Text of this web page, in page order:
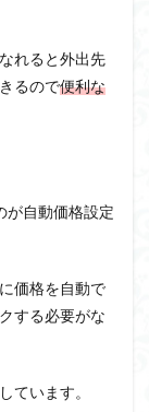
れると外出先
るので便利な
が自動価格設定
価格を自動で
する必要がな
ています。